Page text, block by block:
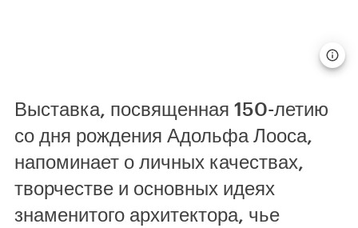
Выставка, посвященная 150-летию
со дня рождения Адольфа Лооса,
напоминает о личных качествах,
творчестве и основных идеях
знаменитого архитектора, чье